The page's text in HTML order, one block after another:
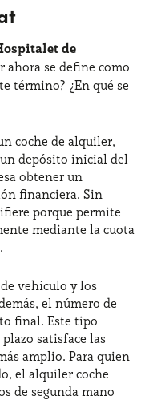
de
ahora se define como
término? ¿En qué se
coche de alquiler,
depósito inicial del
obtener un
financiera. Sin
porque permite
mediante la cuota
vehículo y los
el número de
final. Este tipo
satisface las
amplio. Para quien
el alquiler coche
de segunda mano